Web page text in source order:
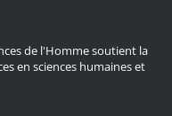
de l'Homme soutient la
en sciences humaines et